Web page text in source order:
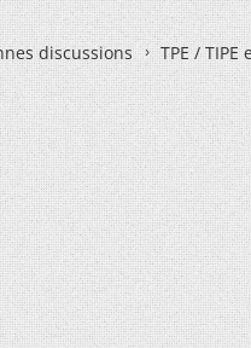
discussions TPE /